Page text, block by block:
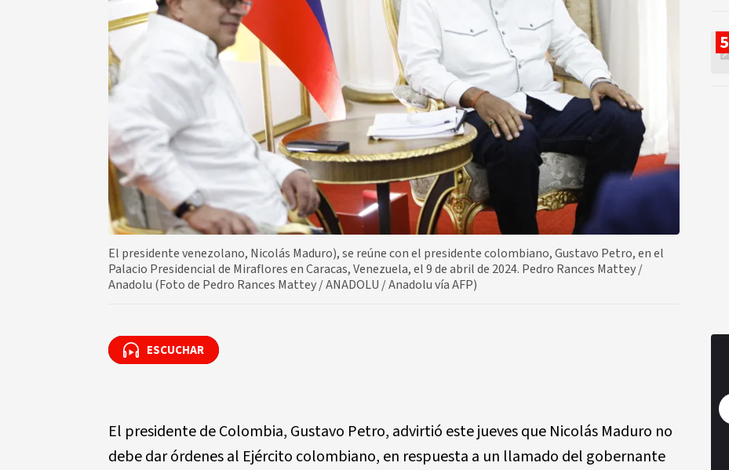
El presidente venezolano, Nicolás Maduro), se reúne con el presidente colombiano, Gustavo Petro, en el
Palacio Presidencial de Miraflores en Caracas, Venezuela, el 9 de abril de 2024. Pedro Rances Mattey /
Anadolu (Foto de Pedro Rances Mattey / ANADOLU / Anadolu vía AFP)
ESCUCHAR
ESCUCHAR
El presidente de Colombia, Gustavo Petro, advirtió este jueves que Nicolás Maduro no
debe dar órdenes al Ejército colombiano, en respuesta a un llamado del gobernante